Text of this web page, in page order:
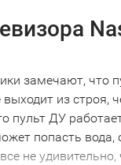
замечают, что
из строя,
пульт ДУ
попасть вода,
не удивительно,